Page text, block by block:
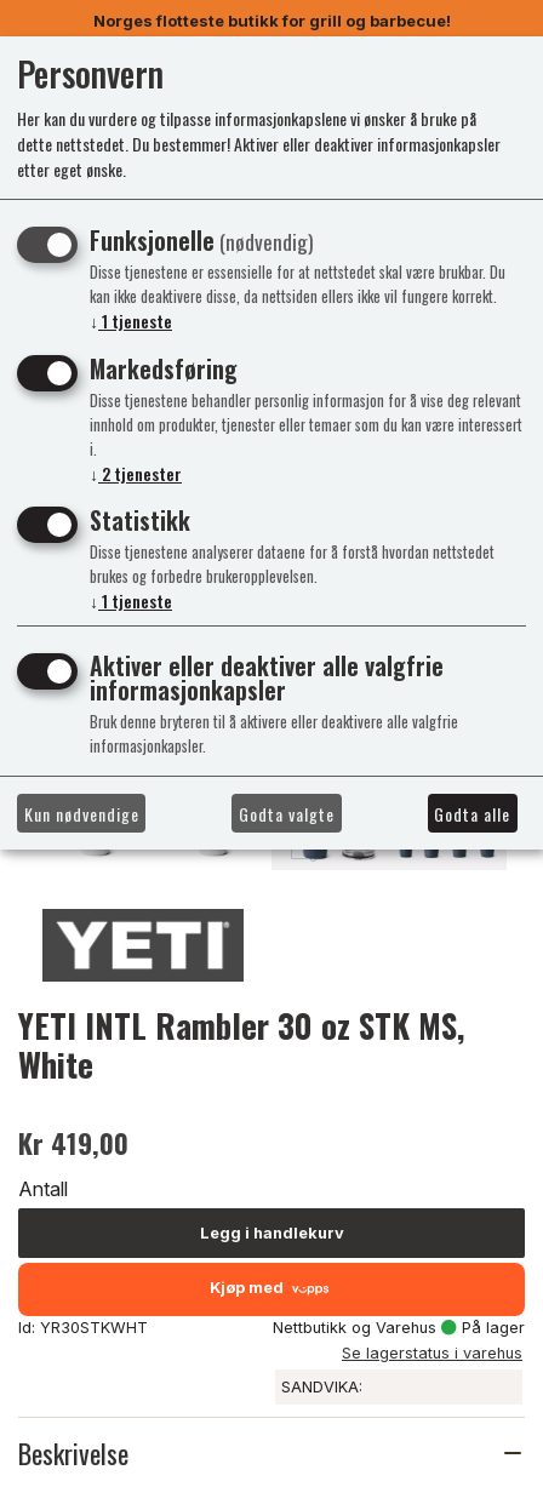
Norges flotteste butikk for grill og barbecue!
YETI INTL Rambler 30 oz STK MS,
White
Kr 419,00
Antall
Legg i handlekurv
Kjøp med
Id: YR30STKWHT Nettbutikk og Varehus
På lager
Se lagerstatus i varehus
SANDVIKA:
Beskrivelse
Personvern
Her kan du vurdere og tilpasse informasjonkapslene vi ønsker å bruke på
dette nettstedet. Du bestemmer! Aktiver eller deaktiver informasjonkapsler
etter eget ønske.
Funksjonelle (nødvendig)
Disse tjenestene er essensielle for at nettstedet skal være brukbar. Du
kan ikke deaktivere disse, da nettsiden ellers ikke vil fungere korrekt.
↓ 1 tjeneste
Markedsføring
Disse tjenestene behandler personlig informasjon for å vise deg relevant
innhold om produkter, tjenester eller temaer som du kan være interessert
i.
↓ 2tjenester
Statistikk
Disse tjenestene analyserer dataene for å forstå hvordan nettstedet
brukes og forbedre brukeropplevelsen.
↓ 1 tjeneste
Aktiver eller deaktiver alle valgfrie
informasjonkapsler
Bruk denne bryteren til å aktivere eller deaktivere alle valgfrie
informasjonkapsler.
Kun nødvendige Godta valgte Godta alle